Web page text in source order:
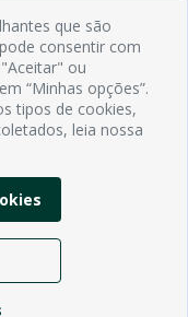
Grande - PB
Nacionais,
que são
consentir com
ou
“Minhas opções”.
tipos de cookies,
leia nossa